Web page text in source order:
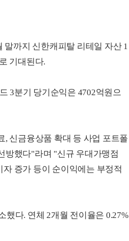
말까지 신한캐피탈 리테일 자산 1
기대된다.
3분기 당기순익은 4702억원으
, 신금융상품 확대 등 사업 포트폴
방했다"라며 "신규 우대가맹점
증가 등이 순이익에는 부정적
했다. 연체 2개월 전이율은 0.27%